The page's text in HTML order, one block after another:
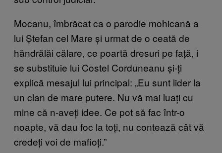
Mocanu, îmbrăcat ca o parodie mohicană a
lui Ștefan cel Mare și urmat de o ceată de
hăndrălăi călare, ce poartă dresuri pe față, i
se substituie lui Costel Corduneanu și-ți
explică mesajul lui principal: „Eu sunt lider la
un clan de mare putere. Nu vă mai luați cu
mine că n-aveți idee. Ce pot să fac într-o
noapte, vă dau foc la toți, nu contează cât vă
credeți voi de mafioți.”